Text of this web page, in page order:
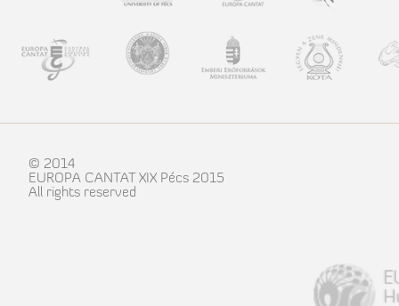
© 2014
EUROPA CANTAT XIX Pécs 2015
All rights reserved